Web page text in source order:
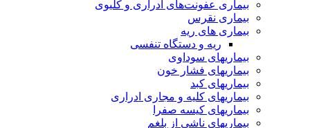
بیماری عفونت‌های ادراری و کلیوی
بیماری نقرس
بیماری های ریه
ریه و دستگاه تنفسی
بیماریهای سوداوی
بیماریهای فشار خون
بیماریهای کبد
بیماریهای کلیه و مجاری ادراری
بیماریهای کیسه صفرا
بیماریهای ناشی از بلغم